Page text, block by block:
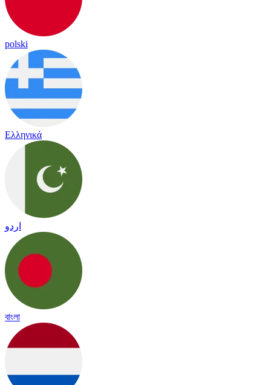
polski
Ελληνικά
اردو
বাংলা